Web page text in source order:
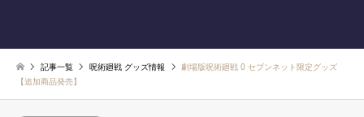
記事一覧 呪術廻戦 グッズ情報
劇場版呪術廻戦 0 セブンネット限定グッズ
【追加商品発売】